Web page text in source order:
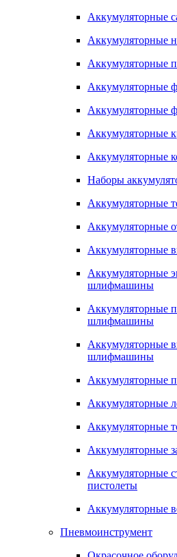
Аккумуляторные
Аккумуляторные
Аккумуляторные
Аккумуляторные
Аккумуляторные
Аккумуляторные
Аккумуляторные
Наборы
Аккумуляторные
Аккумуляторные
Аккумуляторные
Аккумуляторные
шлифмашины
Аккумуляторные
шлифмашины
Аккумуляторные
шлифмашины
Аккумуляторные
Аккумуляторные
Аккумуляторные
Аккумуляторные
Аккумуляторные
пистолеты
Аккумуляторные
Пневмоинструмент